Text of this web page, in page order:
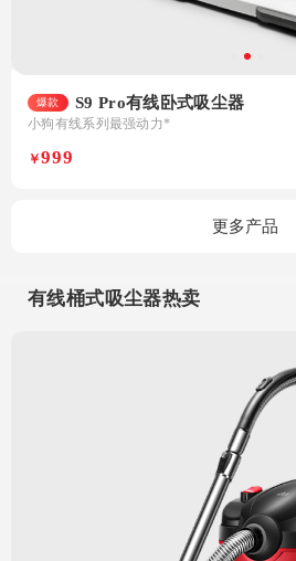
爆款 S9 Pro有线卧式吸尘器
小狗有线系列最强动力*
￥999
更多产品
有线桶式吸尘器热卖